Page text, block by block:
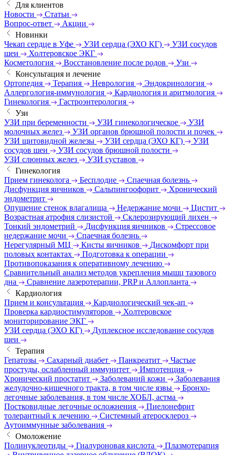
Для клиентов
Новости
Статьи
Вопрос-ответ
Акции
Новинки
Чекап сердце в Уфе
УЗИ сердца (ЭХО КГ)
УЗИ сосудов
шеи
Холтеровское ЭКГ
Косметология
Восстановление после родов
Узи
Консультация и лечение
Ортопедия
Терапия Неврология
Эндокринология
Аллергология-иммунология
Кардиология и аритмология
Гинекология
Гастроэнтерология
Узи
УЗИ при беременности
УЗИ гинекологическое
УЗИ
молочных желез
УЗИ органов брюшной полости и почек
УЗИ щитовидной железы
УЗИ сердца (ЭХО КГ)
УЗИ
сосудов шеи
УЗИ сосудов брюшной полости
УЗИ слюнных желез
УЗИ суставов
Гинекология
Прием гинеколога
Бесплодие
Спаечная болезнь
Дисфункция яичников
Сальпингоофорит
Хронический
эндометрит
Опущение стенок влагалища
Недержание мочи
Цистит
Возрастная атрофия слизистой
Склерозирующий лихен
Тонкий эндометрий
Дисфункция яичников
Стрессовое
недержание мочи
Спаечная болезнь
Нерегулярный МЦ
Кисты яичников
Дискомфорт при
половых контактах
Подготовка к операции
Противопоказания к оперативному лечению
Сравнительный анализ методов укрепления мышц тазового
дна
Сравнение лазеротерапии, PRP и Аллопланта
Кардиология
Прием и консультация
Кардиологический чек-ап
Проверка кардиостимуляторов
Холтеровское
мониторирование ЭКГ
УЗИ сердца (ЭХО КГ)
Дуплексное исследование сосудов
шеи
Терапия
Гепатозы
Сахарный диабет Панкреатит
Частые
простуды, ослабленный иммунитет
Импотенция
Хронический простатит
Заболеваний кожи
Заболевания
желудочно-кишечного тракта, в том числе язвы
Бронхо-
легочные заболевания, в том числе ХОБЛ, астма
Постковидные легочные осложнения
Пиелонефрит
толерантный к лечению
Системный атеросклероз
Аутоиммунные заболевания
Омоложение
Полинуклеотиды
Гиалуроновая кислота
Плазмотерапия